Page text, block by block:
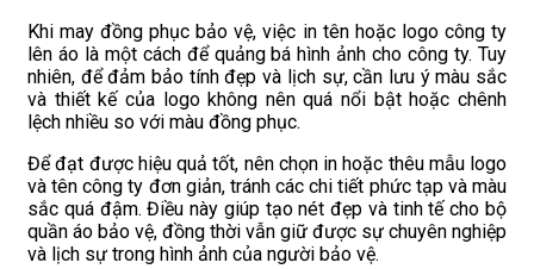
Khi may đồng phục bảo vệ, việc in tên hoặc logo công ty
lên áo là một cách để quảng bá hình ảnh cho công ty. Tuy
nhiên, để đảm bảo tính đẹp và lịch sự, cần lưu ý màu sắc
và thiết kế của logo không nên quá nổi bật hoặc chênh
lệch nhiều so với màu đồng phục.
Để đạt được hiệu quả tốt, nên chọn in hoặc thêu mẫu logo
và tên công ty đơn giản, tránh các chi tiết phức tạp và màu
sắc quá đậm. Điều này giúp tạo nét đẹp và tinh tế cho bộ
quần áo bảo vệ, đồng thời vẫn giữ được sự chuyên nghiệp
và lịch sự trong hình ảnh của người bảo vệ.